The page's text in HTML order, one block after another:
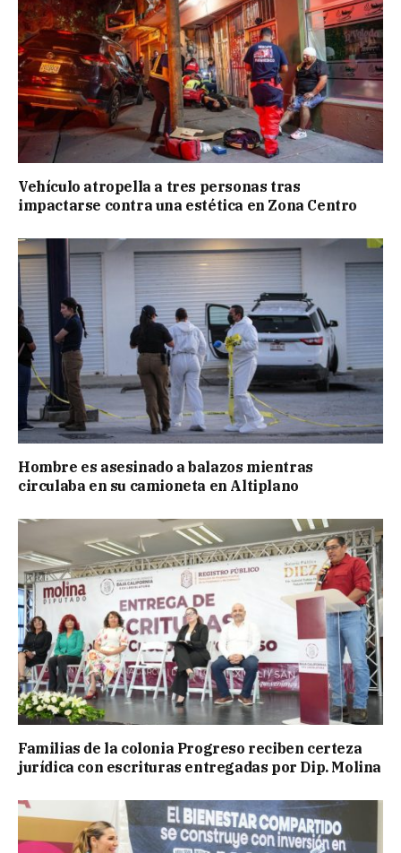
Vehículo atropella a tres personas tras
impactarse contra una estética en Zona Centro
Hombre es asesinado a balazos mientras
circulaba en su camioneta en Altiplano
Familias de la colonia Progreso reciben certeza
jurídica con escrituras entregadas por Dip. Molina